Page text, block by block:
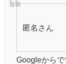
匿名 さん
Googleから